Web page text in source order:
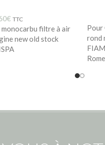
€ TTC
filtre à air
new old stock
Pour
rond